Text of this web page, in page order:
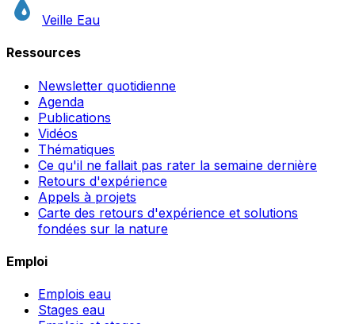
Veille Eau
Ressources
Newsletter quotidienne
Agenda
Publications
Vidéos
Thématiques
Ce qu'il ne fallait pas rater la semaine dernière
Retours d'expérience
Appels à projets
Carte des retours d'expérience et solutions
fondées sur la nature
Emploi
Emplois eau
Stages eau